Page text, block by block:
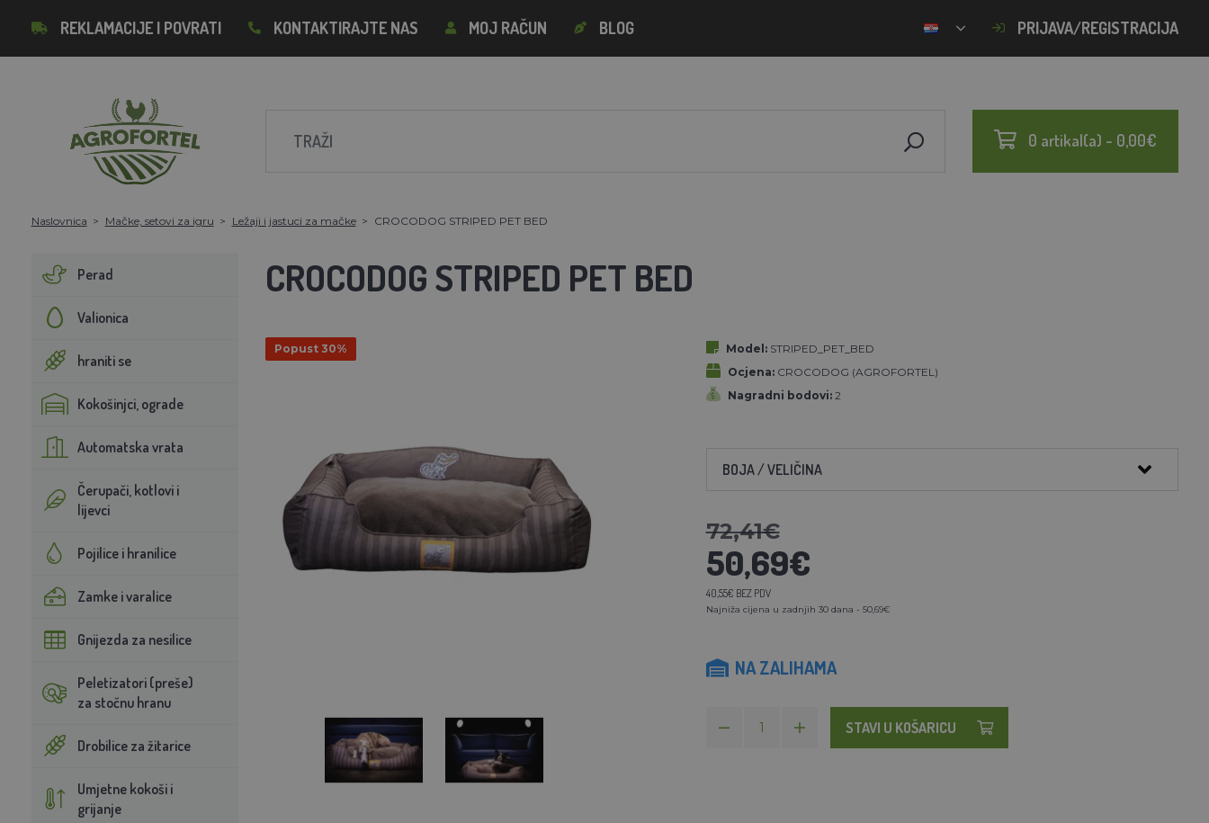
REKLAMACIJE I POVRATI KONTAKTIRAJTE NAS MOJ RAČUN BLOG PRIJAVA/REGISTRACIJA
0 artikal(a) - 0,00€
Naslovnica Mačke, setovi za igru Ležaji i jastuci za mačke CROCODOG STRIPED PET BED
Perad
Valionica
hraniti se
Kokošinjci, ograde
Automatska vrata
Čerupači, kotlovi i
lijevci
Pojilice i hranilice
Zamke i varalice
Gnijezda za nesilice
Peletizatori (preše)
za stočnu hranu
Drobilice za žitarice
Umjetne kokoši i
grijanje
CROCODOG STRIPED PET BED
Popust 30% Model: STRIPED_PET_BED
Ocjena: CROCODOG (AGROFORTEL)
Nagradni bodovi: 2
BOJA / VELIČINA
72,41€
50,69€
40,55€ BEZ PDV
Najniža cijena u zadnjih 30 dana - 50,69€
NA ZALIHAMA
STAVI U KOŠARICU